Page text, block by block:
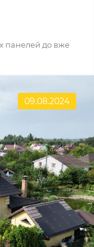
панелей до вже
09.08.2024